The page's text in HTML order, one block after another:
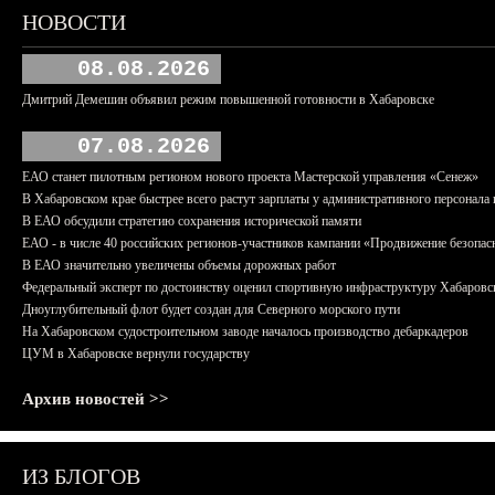
НОВОСТИ
08.08.2026
Дмитрий Демешин объявил режим повышенной готовности в Хабаровске
07.08.2026
ЕАО станет пилотным регионом нового проекта Мастерской управления «Сенеж»
В Хабаровском крае быстрее всего растут зарплаты у административного персонала
В ЕАО обсудили стратегию сохранения исторической памяти
ЕАО - в числе 40 российских регионов-участников кампании «Продвижение
В ЕАО значительно увеличены объемы дорожных работ
Федеральный эксперт по достоинству оценил спортивную инфраструктуру
Дноуглубительный флот будет создан для Северного морского пути
На Хабаровском судостроительном заводе началось производство дебаркадеров
ЦУМ в Хабаровске вернули государству
Архив новостей >>
ИЗ БЛОГОВ